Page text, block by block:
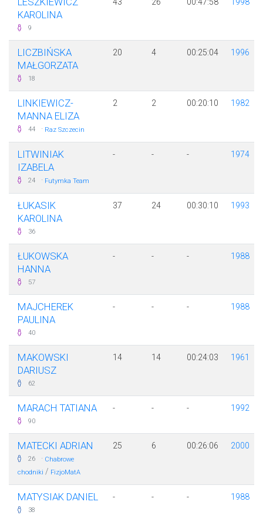
KAROLINA
9
LICZBIŃSKA
MAŁGORZATA
18
20 4 00:25:04 1996
LINKIEWICZ-
MANNA ELIZA
44 · Raz Szczecin
2 2 00:20:10 1982
LITWINIAK
IZABELA
24 · Futymka Team
- - - 1974
ŁUKASIK
KAROLINA
36
37 24 00:30:10 1993
ŁUKOWSKA
HANNA
57
- - - 1988
MAJCHEREK
PAULINA
40
- - - 1988
MAKOWSKI
DARIUSZ
62
14 14 00:24:03 1961
MARACH TATIANA
90
- - - 1992
MATECKI ADRIAN
26 · Chabrowe
chodniki / FizjoMatA
25 6 00:26:06 2000
MATYSIAK DANIEL
38
- - - 1988